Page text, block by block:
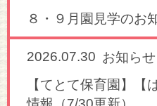
８・９月園見学のお
2026.07.30 お知らせ
【てとて保育園】【